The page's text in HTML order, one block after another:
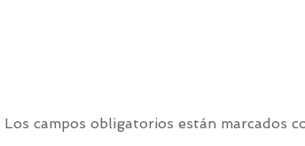
Los campos obligatorios están marcados